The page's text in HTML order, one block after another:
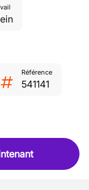
Référence
541141